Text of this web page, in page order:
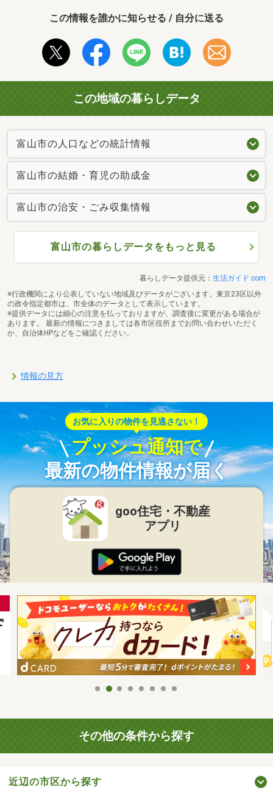
この情報を誰かに知らせる / 自分に送る
この地域の暮らしデータ
富山市の人口などの統計情報
富山市の結婚・育児の助成金
富山市の治安・ごみ収集情報
富山市の暮らしデータをもっと見る
暮らしデータ提供元： 生活ガイド.com
※行政機関により公表していない地域及びデータがございます。東京23区以外
の政令指定都市は、市全体のデータとして表示しています。
※提供データには細心の注意を払っておりますが、調査後に変更がある場合が
あります。 最新の情報につきましては各市区役所までお問い合わせいただく
か、自治体HPなどをご確認ください。
情報の見方
お気に入りの物件を見逃さない！
プッシュ通知で
最新の物件情報が届く
goo住宅・不動産
アプリ
その他の条件から探す
近辺の市区から探す